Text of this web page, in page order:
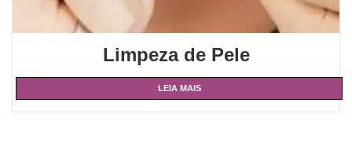
Limpeza de Pele
LEIA MAIS